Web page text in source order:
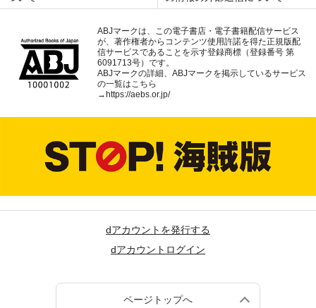
ABJマークは、この電子書店・電子書籍配信サービス
が、著作権者からコンテンツ使用許諾を得た正規版配
信サービスであることを示す登録商標（登録番号 第
6091713号）です。
ABJマークの詳細、ABJマークを掲示しているサービス
の一覧はこちら
→ https://aebs.or.jp/
dアカウントを発行する
dアカウントログイン
ページトップへ